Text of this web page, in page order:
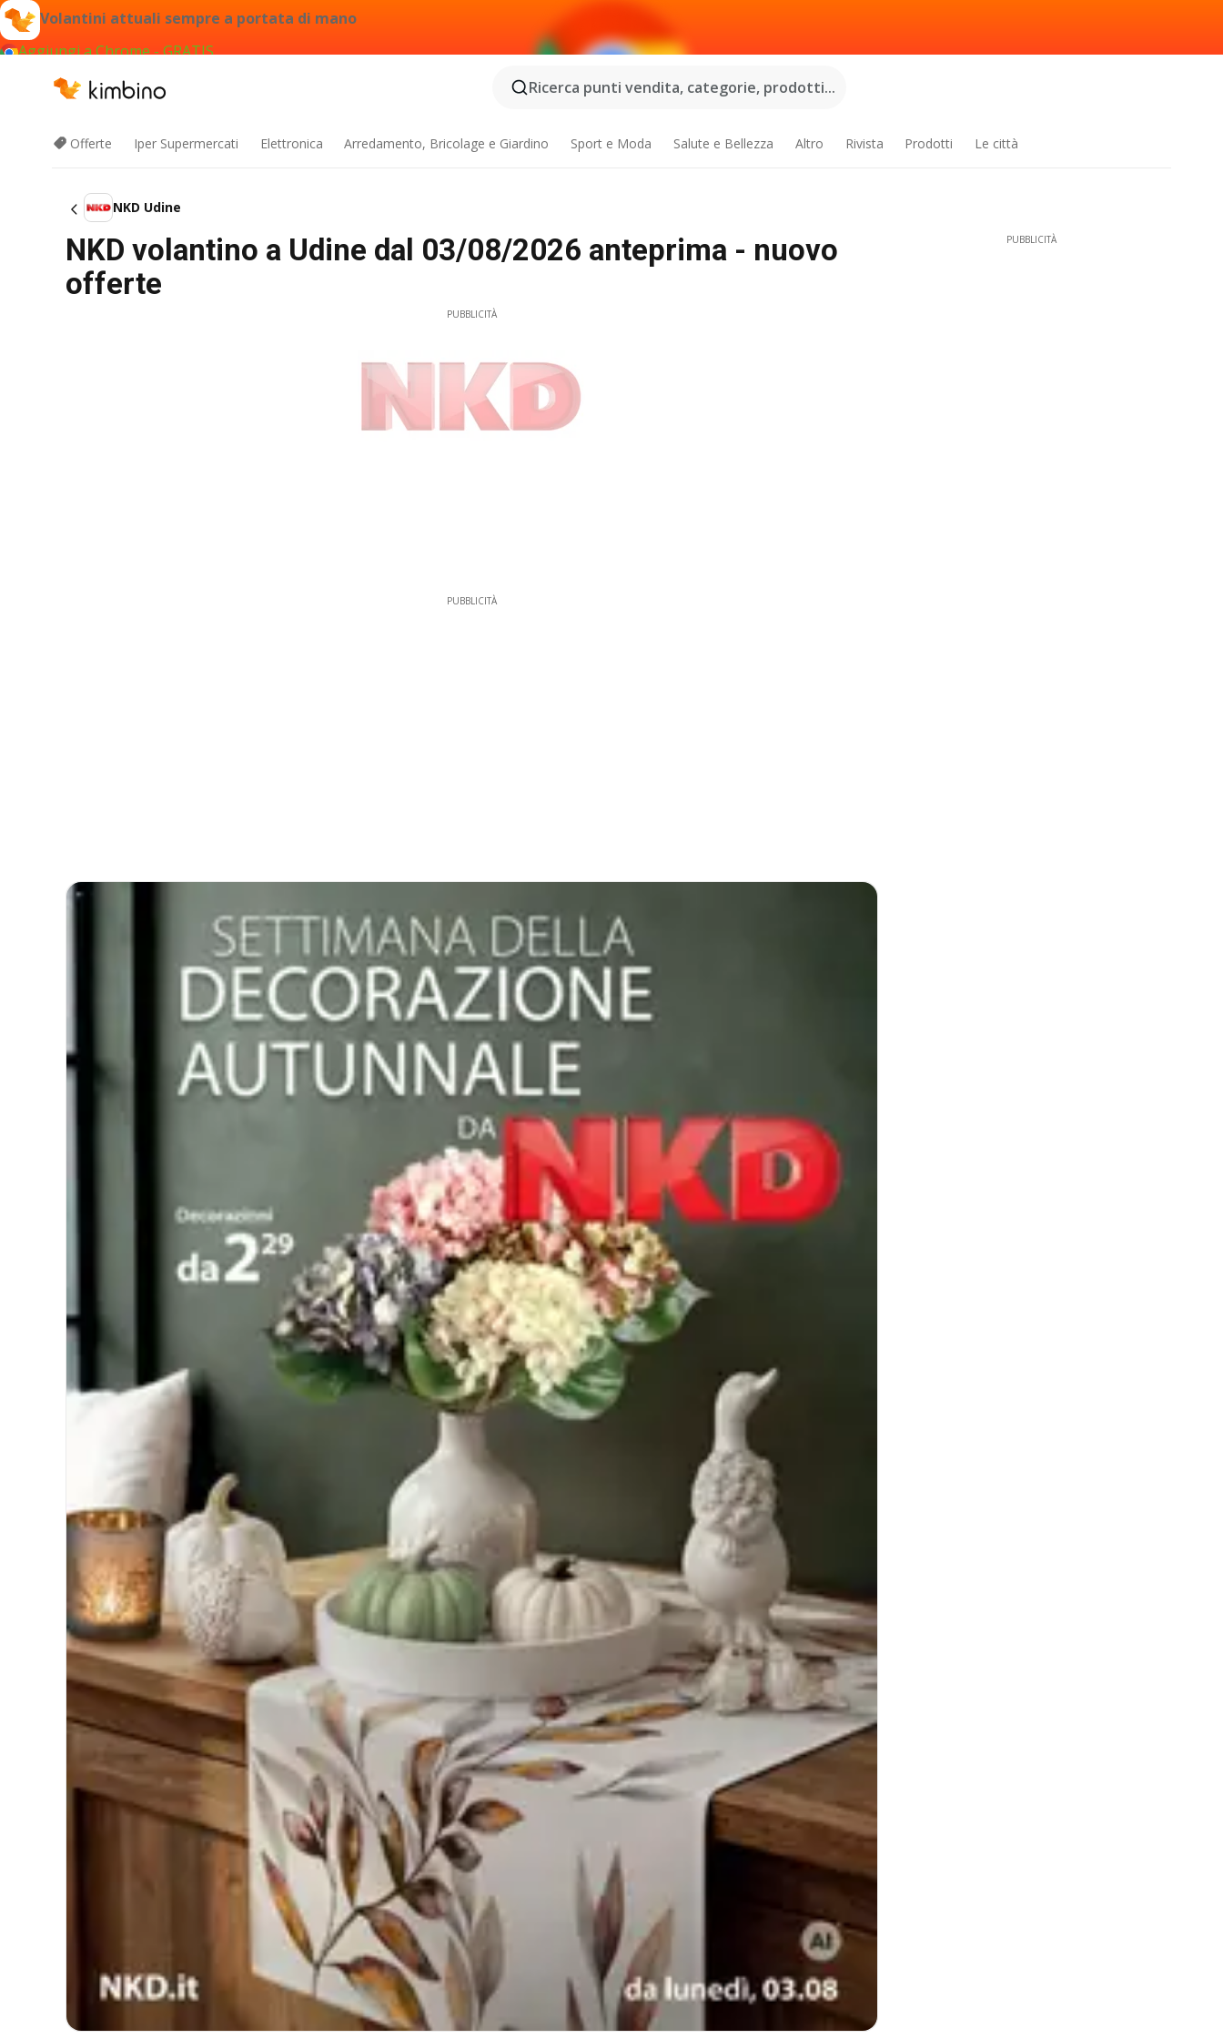
Volantini attuali sempre a portata di mano
Aggiungi a Chrome - GRATIS
Ricerca punti vendita, categorie, prodotti...
Offerte Iper Supermercati Elettronica Arredamento, Bricolage e Giardino Sport e Moda Salute e Bellezza Altro Rivista Prodotti Le città
NKD Udine
NKD volantino a Udine dal 03/08/2026 anteprima - nuovo
offerte
PUBBLICITÀ
PUBBLICITÀ
PUBBLICITÀ